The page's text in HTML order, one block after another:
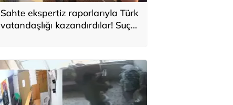
Sahte ekspertiz raporlarıyla Türk
vatandaşlığı kazandırdılar! Suç